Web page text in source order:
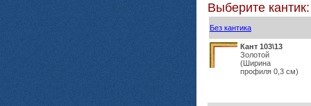
Выберите кантик:
Без кантика
Кант 103\13
Золотой
(Ширина
профиля 0,3 см)